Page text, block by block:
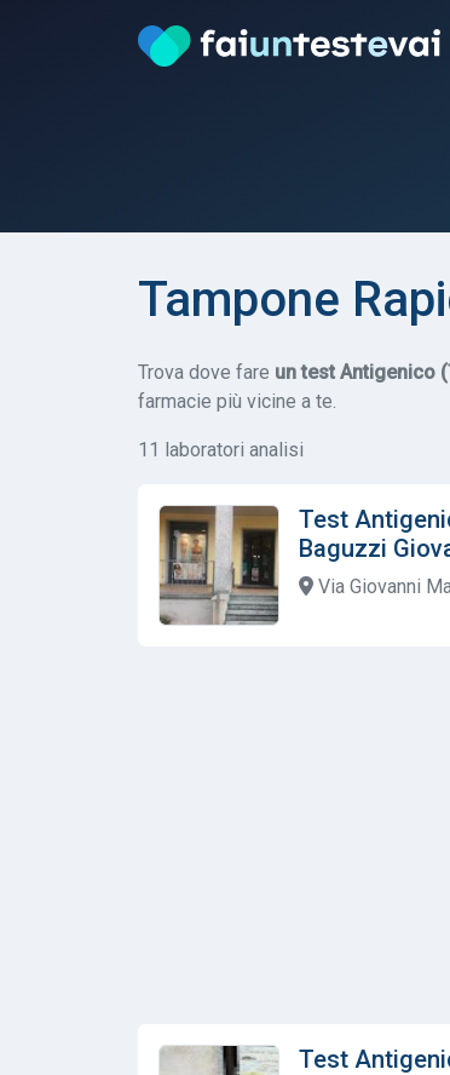
Tampone
Trova dove fare un test Antigenico
farmacie più vicine a te.
11 laboratori analisi
Test
Baguzzi
Via Giovanni
Test